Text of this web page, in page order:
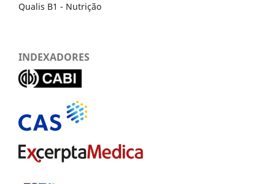
Qualis B1 - Nutrição
INDEXADORES